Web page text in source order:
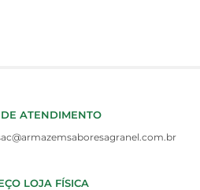
ATENDIMENTO
LOJA FÍSICA